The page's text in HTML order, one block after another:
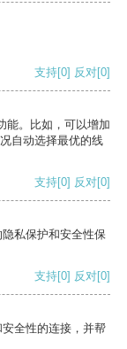
支持[0] 反对[0]
能。比如，可以增加
自动选择最优的线
支持[0] 反对[0]
私保护和安全性保
支持[0] 反对[0]
全性的连接，并帮